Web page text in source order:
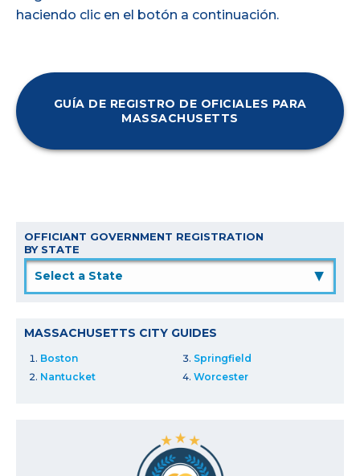
haciendo clic en el botón a continuación.
GUÍA DE REGISTRO DE OFICIALES PARA
MASSACHUSETTS
OFFICIANT GOVERNMENT REGISTRATION
BY STATE
▲
MASSACHUSETTS CITY GUIDES
Boston
Nantucket
Springfield
Worcester